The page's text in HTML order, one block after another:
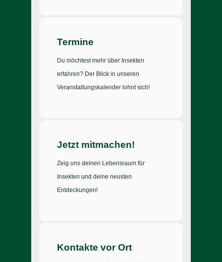
Termine
Du möchtest mehr über Insekten
erfahren? Der Blick in unseren
Veranstaltungskalender lohnt sich!
Jetzt mitmachen!
Zeig uns deinen Lebensraum für
Insekten und deine neusten
Entdeckungen!
Kontakte vor Ort